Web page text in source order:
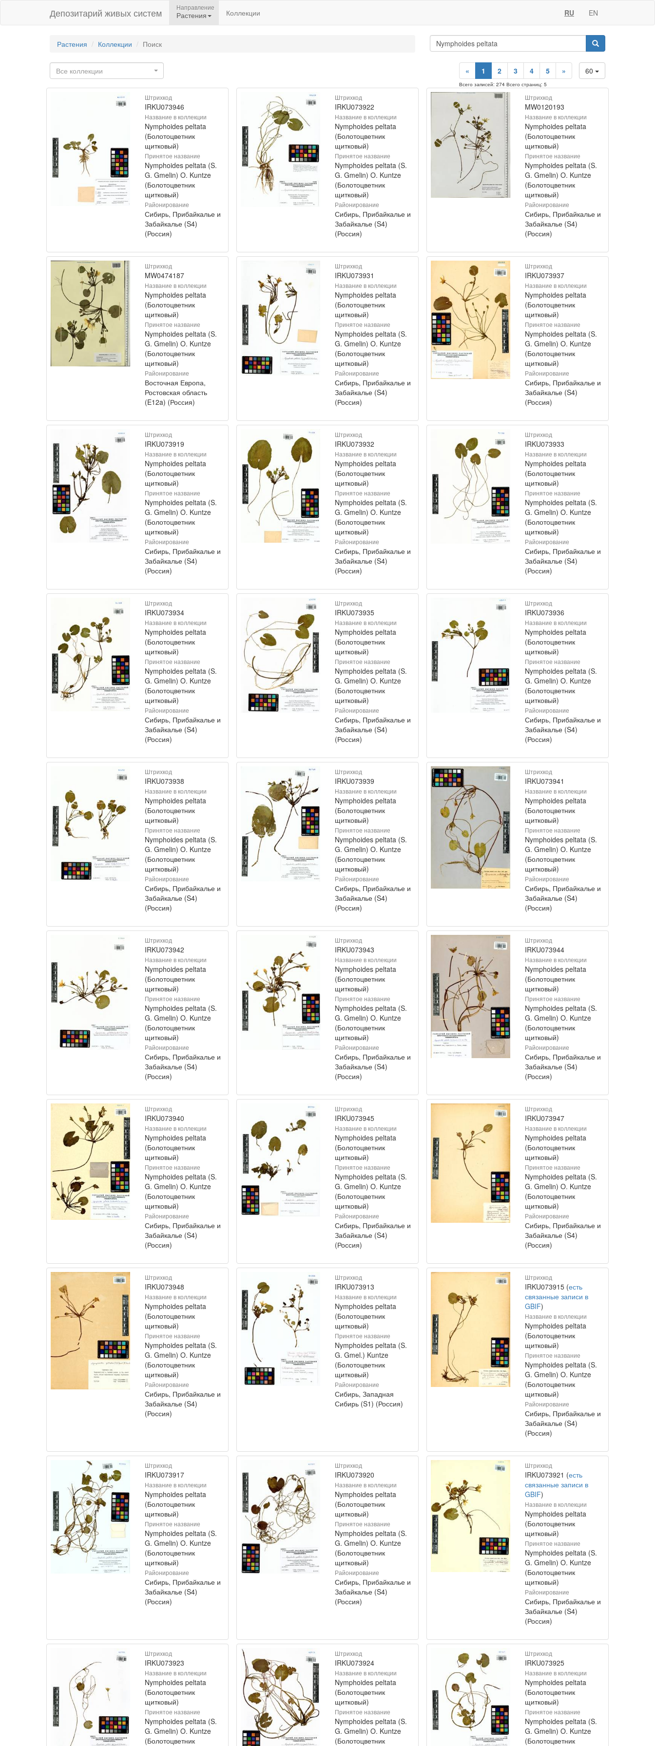
Депозитарий живых систем Направление
Растения Коллекции RU EN
Растения Коллекции Поиск
Все коллекции 60
« 1 2 3 4 5 »
Всего записей: 274 Всего страниц: 5
Штрихкод
IRKU073946
Название в коллекции
Nymphoides peltata
(Болотоцветник
щитковый)
Принятое название
Nymphoides peltata (S.
G. Gmelin) O. Kuntze
(Болотоцветник
щитковый)
Районирование
Сибирь, Прибайкалье и
Забайкалье (S4)
(Россия)
Штрихкод
IRKU073922
Название в коллекции
Nymphoides peltata
(Болотоцветник
щитковый)
Принятое название
Nymphoides peltata (S.
G. Gmelin) O. Kuntze
(Болотоцветник
щитковый)
Районирование
Сибирь, Прибайкалье и
Забайкалье (S4)
(Россия)
Штрихкод
MW0120193
Название в коллекции
Nymphoides peltata
(Болотоцветник
щитковый)
Принятое название
Nymphoides peltata (S.
G. Gmelin) O. Kuntze
(Болотоцветник
щитковый)
Районирование
Сибирь, Прибайкалье и
Забайкалье (S4)
(Россия)
Штрихкод
MW0474187
Название в коллекции
Nymphoides peltata
(Болотоцветник
щитковый)
Принятое название
Nymphoides peltata (S.
G. Gmelin) O. Kuntze
(Болотоцветник
щитковый)
Районирование
Восточная Европа,
Ростовская область
(E12a) (Россия)
Штрихкод
IRKU073931
Название в коллекции
Nymphoides peltata
(Болотоцветник
щитковый)
Принятое название
Nymphoides peltata (S.
G. Gmelin) O. Kuntze
(Болотоцветник
щитковый)
Районирование
Сибирь, Прибайкалье и
Забайкалье (S4)
(Россия)
Штрихкод
IRKU073937
Название в коллекции
Nymphoides peltata
(Болотоцветник
щитковый)
Принятое название
Nymphoides peltata (S.
G. Gmelin) O. Kuntze
(Болотоцветник
щитковый)
Районирование
Сибирь, Прибайкалье и
Забайкалье (S4)
(Россия)
Штрихкод
IRKU073919
Название в коллекции
Nymphoides peltata
(Болотоцветник
щитковый)
Принятое название
Nymphoides peltata (S.
G. Gmelin) O. Kuntze
(Болотоцветник
щитковый)
Районирование
Сибирь, Прибайкалье и
Забайкалье (S4)
(Россия)
Штрихкод
IRKU073932
Название в коллекции
Nymphoides peltata
(Болотоцветник
щитковый)
Принятое название
Nymphoides peltata (S.
G. Gmelin) O. Kuntze
(Болотоцветник
щитковый)
Районирование
Сибирь, Прибайкалье и
Забайкалье (S4)
(Россия)
Штрихкод
IRKU073933
Название в коллекции
Nymphoides peltata
(Болотоцветник
щитковый)
Принятое название
Nymphoides peltata (S.
G. Gmelin) O. Kuntze
(Болотоцветник
щитковый)
Районирование
Сибирь, Прибайкалье и
Забайкалье (S4)
(Россия)
Штрихкод
IRKU073934
Название в коллекции
Nymphoides peltata
(Болотоцветник
щитковый)
Принятое название
Nymphoides peltata (S.
G. Gmelin) O. Kuntze
(Болотоцветник
щитковый)
Районирование
Сибирь, Прибайкалье и
Забайкалье (S4)
(Россия)
Штрихкод
IRKU073935
Название в коллекции
Nymphoides peltata
(Болотоцветник
щитковый)
Принятое название
Nymphoides peltata (S.
G. Gmelin) O. Kuntze
(Болотоцветник
щитковый)
Районирование
Сибирь, Прибайкалье и
Забайкалье (S4)
(Россия)
Штрихкод
IRKU073936
Название в коллекции
Nymphoides peltata
(Болотоцветник
щитковый)
Принятое название
Nymphoides peltata (S.
G. Gmelin) O. Kuntze
(Болотоцветник
щитковый)
Районирование
Сибирь, Прибайкалье и
Забайкалье (S4)
(Россия)
Штрихкод
IRKU073938
Название в коллекции
Nymphoides peltata
(Болотоцветник
щитковый)
Принятое название
Nymphoides peltata (S.
G. Gmelin) O. Kuntze
(Болотоцветник
щитковый)
Районирование
Сибирь, Прибайкалье и
Забайкалье (S4)
(Россия)
Штрихкод
IRKU073939
Название в коллекции
Nymphoides peltata
(Болотоцветник
щитковый)
Принятое название
Nymphoides peltata (S.
G. Gmelin) O. Kuntze
(Болотоцветник
щитковый)
Районирование
Сибирь, Прибайкалье и
Забайкалье (S4)
(Россия)
Штрихкод
IRKU073941
Название в коллекции
Nymphoides peltata
(Болотоцветник
щитковый)
Принятое название
Nymphoides peltata (S.
G. Gmelin) O. Kuntze
(Болотоцветник
щитковый)
Районирование
Сибирь, Прибайкалье и
Забайкалье (S4)
(Россия)
Штрихкод
IRKU073942
Название в коллекции
Nymphoides peltata
(Болотоцветник
щитковый)
Принятое название
Nymphoides peltata (S.
G. Gmelin) O. Kuntze
(Болотоцветник
щитковый)
Районирование
Сибирь, Прибайкалье и
Забайкалье (S4)
(Россия)
Штрихкод
IRKU073943
Название в коллекции
Nymphoides peltata
(Болотоцветник
щитковый)
Принятое название
Nymphoides peltata (S.
G. Gmelin) O. Kuntze
(Болотоцветник
щитковый)
Районирование
Сибирь, Прибайкалье и
Забайкалье (S4)
(Россия)
Штрихкод
IRKU073944
Название в коллекции
Nymphoides peltata
(Болотоцветник
щитковый)
Принятое название
Nymphoides peltata (S.
G. Gmelin) O. Kuntze
(Болотоцветник
щитковый)
Районирование
Сибирь, Прибайкалье и
Забайкалье (S4)
(Россия)
Штрихкод
IRKU073940
Название в коллекции
Nymphoides peltata
(Болотоцветник
щитковый)
Принятое название
Nymphoides peltata (S.
G. Gmelin) O. Kuntze
(Болотоцветник
щитковый)
Районирование
Сибирь, Прибайкалье и
Забайкалье (S4)
(Россия)
Штрихкод
IRKU073945
Название в коллекции
Nymphoides peltata
(Болотоцветник
щитковый)
Принятое название
Nymphoides peltata (S.
G. Gmelin) O. Kuntze
(Болотоцветник
щитковый)
Районирование
Сибирь, Прибайкалье и
Забайкалье (S4)
(Россия)
Штрихкод
IRKU073947
Название в коллекции
Nymphoides peltata
(Болотоцветник
щитковый)
Принятое название
Nymphoides peltata (S.
G. Gmelin) O. Kuntze
(Болотоцветник
щитковый)
Районирование
Сибирь, Прибайкалье и
Забайкалье (S4)
(Россия)
Штрихкод
IRKU073948
Название в коллекции
Nymphoides peltata
(Болотоцветник
щитковый)
Принятое название
Nymphoides peltata (S.
G. Gmelin) O. Kuntze
(Болотоцветник
щитковый)
Районирование
Сибирь, Прибайкалье и
Забайкалье (S4)
(Россия)
Штрихкод
IRKU073913
Название в коллекции
Nymphoides peltata
(Болотоцветник
щитковый)
Принятое название
Nymphoides peltata (S.
G. Gmel.) Kuntze
(Болотоцветник
щитковый)
Районирование
Сибирь, Западная
Сибирь (S1) (Россия)
Штрихкод
IRKU073915 (есть
связанные записи в
GBIF)
Название в коллекции
Nymphoides peltata
(Болотоцветник
щитковый)
Принятое название
Nymphoides peltata (S.
G. Gmelin) O. Kuntze
(Болотоцветник
щитковый)
Районирование
Сибирь, Прибайкалье и
Забайкалье (S4)
(Россия)
Штрихкод
IRKU073917
Название в коллекции
Nymphoides peltata
(Болотоцветник
щитковый)
Принятое название
Nymphoides peltata (S.
G. Gmelin) O. Kuntze
(Болотоцветник
щитковый)
Районирование
Сибирь, Прибайкалье и
Забайкалье (S4)
(Россия)
Штрихкод
IRKU073920
Название в коллекции
Nymphoides peltata
(Болотоцветник
щитковый)
Принятое название
Nymphoides peltata (S.
G. Gmelin) O. Kuntze
(Болотоцветник
щитковый)
Районирование
Сибирь, Прибайкалье и
Забайкалье (S4)
(Россия)
Штрихкод
IRKU073921 (есть
связанные записи в
GBIF)
Название в коллекции
Nymphoides peltata
(Болотоцветник
щитковый)
Принятое название
Nymphoides peltata (S.
G. Gmelin) O. Kuntze
(Болотоцветник
щитковый)
Районирование
Сибирь, Прибайкалье и
Забайкалье (S4)
(Россия)
Штрихкод
IRKU073923
Название в коллекции
Nymphoides peltata
(Болотоцветник
щитковый)
Принятое название
Nymphoides peltata (S.
G. Gmelin) O. Kuntze
(Болотоцветник
Штрихкод
IRKU073924
Название в коллекции
Nymphoides peltata
(Болотоцветник
щитковый)
Принятое название
Nymphoides peltata (S.
G. Gmelin) O. Kuntze
(Болотоцветник
Штрихкод
IRKU073925
Название в коллекции
Nymphoides peltata
(Болотоцветник
щитковый)
Принятое название
Nymphoides peltata (S.
G. Gmelin) O. Kuntze
(Болотоцветник